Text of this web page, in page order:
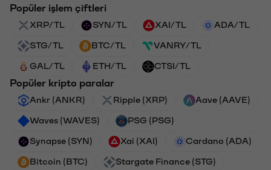
Popüler işlem çiftleri
XRP/TL SYN/TL XAI/TL ADA/TL
STG/TL BTC/TL VANRY/TL
GAL/TL ETH/TL CTSI/TL
Popüler kripto paralar
Ankr (ANKR) Ripple (XRP) Aave (AAVE)
Waves (WAVES) PSG (PSG)
Synapse (SYN) Xai (XAI) Cardano (ADA)
Bitcoin (BTC) Stargate Finance (STG)